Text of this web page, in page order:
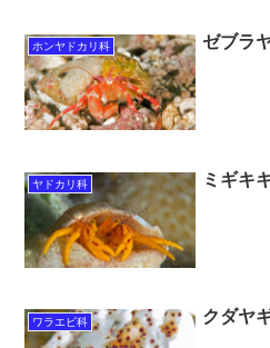
ホンヤドカリ科 ゼブラ
ヤドカリ科 ミギキ
ワラエビ科 クダヤ